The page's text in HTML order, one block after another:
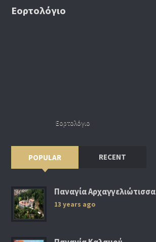
Εορτολόγιο
Εορτολόγιο
POPULAR RECENT
Παναγία Αρχαγγελιώτισσα
13 years ago